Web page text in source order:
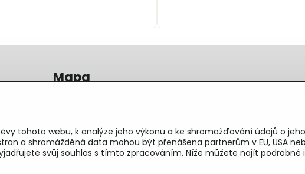
Mapa
tohoto webu, k analýze jeho výkonu a ke shromažďování údajů o
a shromážděná data mohou být přenášena partnerům v EU, USA
svůj souhlas s tímto zpracováním. Níže můžete najít